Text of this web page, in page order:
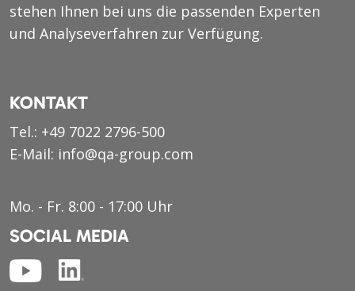
stehen Ihnen bei uns die passenden Experten
und Analyseverfahren zur Verfügung.
KONTAKT
Tel.: +49 7022 2796-500
E-Mail: info@qa-group.com
Mo. - Fr. 8:00 - 17:00 Uhr
SOCIAL MEDIA